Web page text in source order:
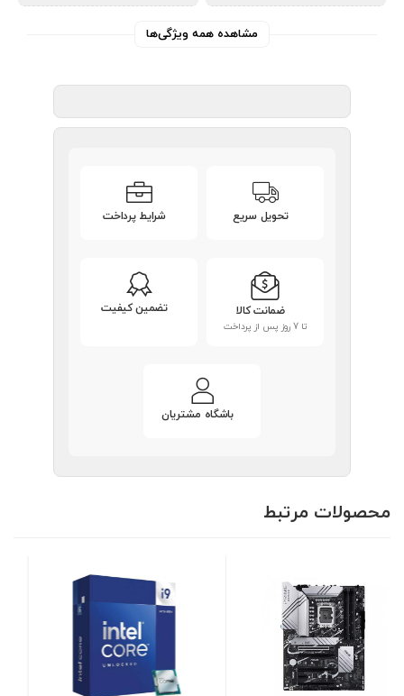
مشاهده همه ویژگی‌ها
تحویل سریع شرایط پرداخت
ضمانت کالا
تا 7 روز پس از پرداخت
تضمین کیفیت
باشگاه مشتریان
محصولات مرتبط